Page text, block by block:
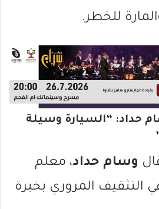
للخطر.
حداد: “السيارة وسيلة
وسام حداد، معلم
التثقيف المروري بخبرة